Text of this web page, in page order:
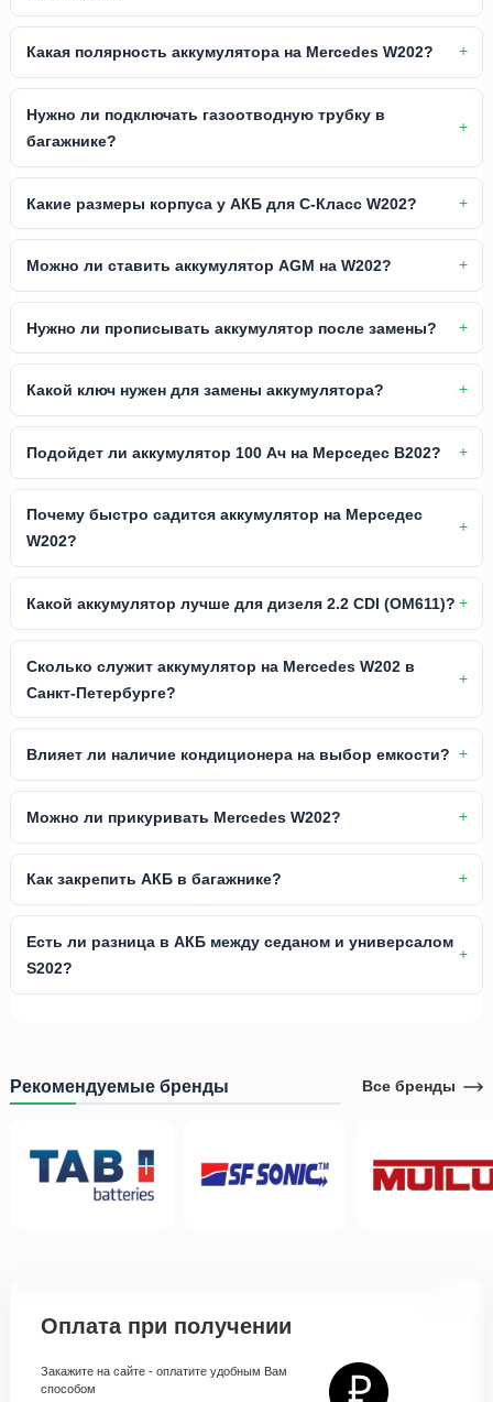
Какая полярность аккумулятора на Mercedes W202?
Нужно ли подключать газоотводную трубку в
багажнике?
Какие размеры корпуса у АКБ для C-Класс W202?
Можно ли ставить аккумулятор AGM на W202?
Нужно ли прописывать аккумулятор после замены?
Какой ключ нужен для замены аккумулятора?
Подойдет ли аккумулятор 100 Ач на Мерседес В202?
Почему быстро садится аккумулятор на Мерседес
W202?
Какой аккумулятор лучше для дизеля 2.2 CDI (OM611)?
Сколько служит аккумулятор на Mercedes W202 в
Санкт-Петербурге?
Влияет ли наличие кондиционера на выбор емкости?
Можно ли прикуривать Mercedes W202?
Как закрепить АКБ в багажнике?
Есть ли разница в АКБ между седаном и универсалом
S202?
Рекомендуемые бренды Все бренды
Оплата при получении
Закажите на сайте - оплатите удобным Вам
способом